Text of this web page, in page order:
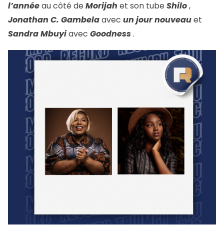
l’annéeau côté de Morijah et son tube Shilo,
Jonathan C. Gambelaavec un jour nouveauet
Sandra Mbuyiavec Goodness.